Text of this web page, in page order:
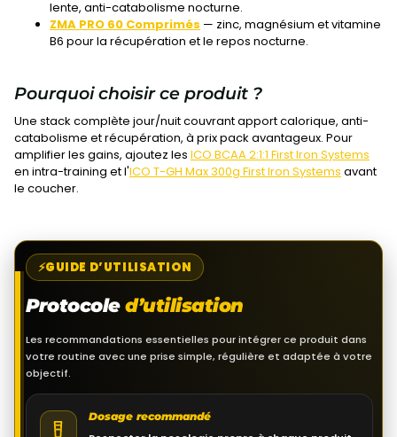
lente, anti-catabolisme nocturne.
ZMA PRO 60 Comprimés — zinc, magnésium et vitamine
B6 pour la récupération et le repos nocturne.
Pourquoi choisir ce produit ?
Une stack complète jour/nuit couvrant apport calorique, anti-
catabolisme et récupération, à prix pack avantageux. Pour
amplifier les gains, ajoutez les ICO BCAA 2:1:1 First Iron Systems
en intra-training et l'ICO T-GH Max 300g First Iron Systems avant
le coucher.
GUIDE D’UTILISATION
Protocoled’utilisation
Les recommandations essentielles pour intégrer ce produit dans
votre routine avec une prise simple, régulière et adaptée à votre
objectif.
Dosage recommandé